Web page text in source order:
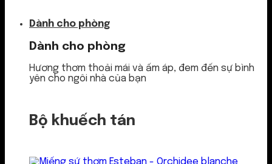
Dành cho phòng
Dành cho phòng
Hương thơm thoải mái và ấm áp, đem đến sự bình
yên cho ngôi nhà của bạn
Bộ khuếch tán